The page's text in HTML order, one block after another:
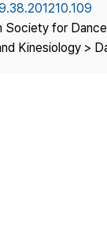
Contact Us
Society for
Kinesiology >